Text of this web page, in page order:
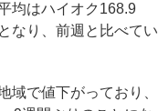
均はハイオク168.9
なり、前週と比べてい
で値下がっており、